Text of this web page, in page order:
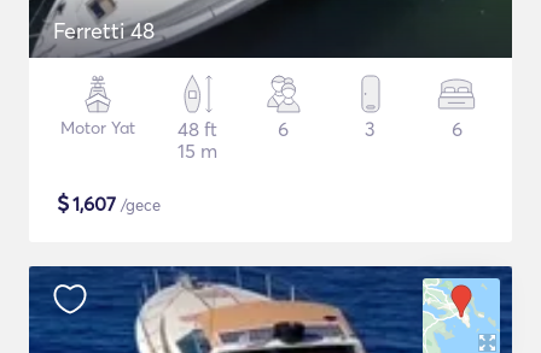
Ferretti 48
Motor Yat
48 ft
15 m
6 3 6
$1,607 /gece